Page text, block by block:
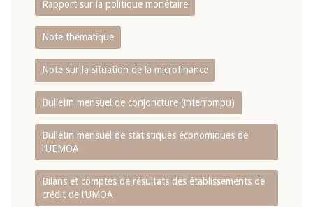
Rapport sur la politique monétaire
Note thématique
Note sur la situation de la microfinance
Bulletin mensuel de conjoncture (interrompu)
Bulletin mensuel de statistiques économiques de
l‘UEMOA
Bilans et comptes de résultats des établissements de
crédit de l‘UMOA